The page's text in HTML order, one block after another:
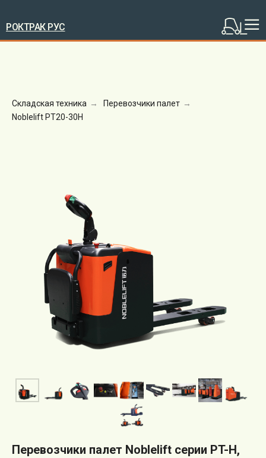
РОКТРАК РУС
Складская техника → Перевозчики палет →
Noblelift PT20-30H
Перевозчики палет Noblelift серии PT-H,